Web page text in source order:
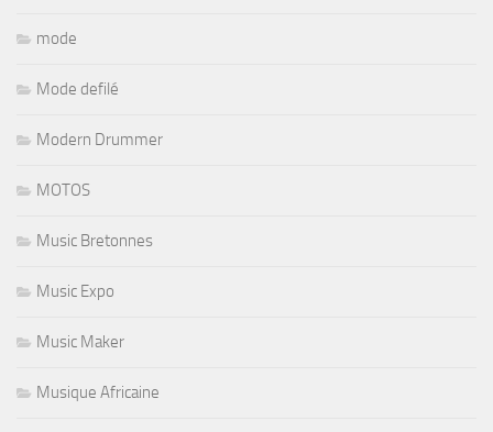
mode
Mode defilé
Modern Drummer
MOTOS
Music Bretonnes
Music Expo
Music Maker
Musique Africaine